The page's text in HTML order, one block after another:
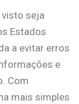
visto seja
Estados
a evitar erros
e
Com
mais simples